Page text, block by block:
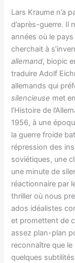
Lars Kraume n’a
d’après-guerre. Il
années où le
cherchait à
allemand, biopic
traduire Adolf
allemands qui
silencieuse met
l’Histoire de
1956, à une
la guerre froide
répression des
soviétiques, une
une minute de
réactionnaire par
thriller où nous
ados idéalistes
et promettent de
assez plan-plan
reconnaître que
quelques